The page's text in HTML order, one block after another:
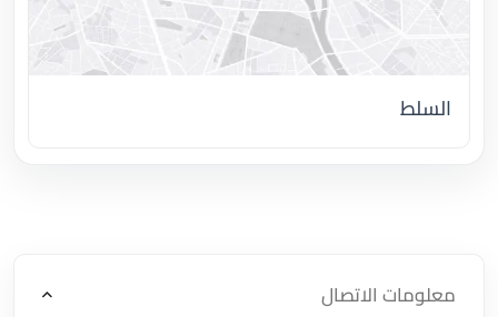
السلط
معلومات الاتصال